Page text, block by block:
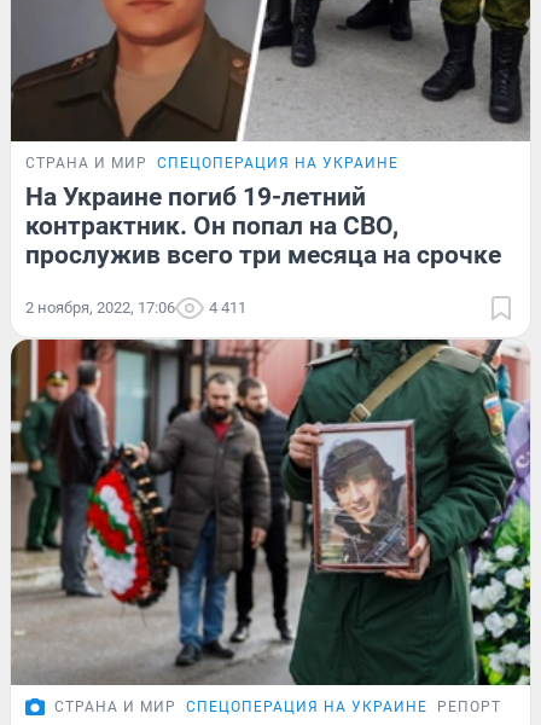
СТРАНА И МИР СПЕЦОПЕРАЦИЯ НА УКРАИНЕ
На Украине погиб 19-летний
контрактник. Он попал на СВО,
прослужив всего три месяца на срочке
2 ноября, 2022, 17:06 4 411
СТРАНА И МИР СПЕЦОПЕРАЦИЯ НА УКРАИНЕ РЕПОРТАЖ